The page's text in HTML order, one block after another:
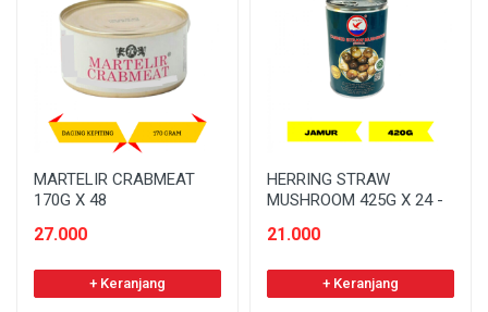
MARTELIR CRABMEAT
170G X 48
27.000
+ Keranjang
HERRING STRAW
MUSHROOM 425G X 24 -
21.000
+ Keranjang